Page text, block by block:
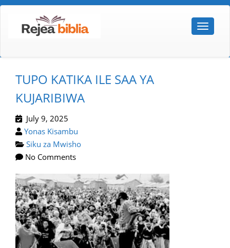
TUPO KATIKA ILE SAA YA
KUJARIBIWA
July 9, 2025
Yonas Kisambu
Siku za Mwisho
No Comments